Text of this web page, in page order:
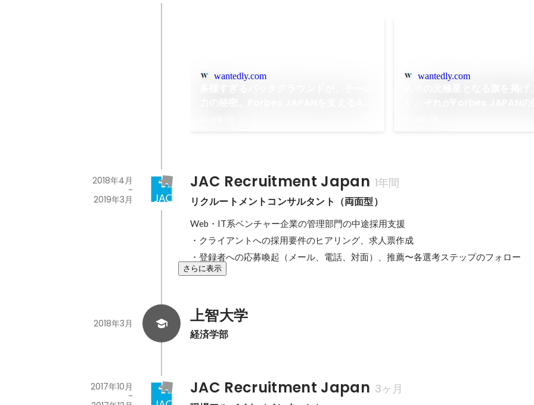
wantedly.com wantedly.com
JAC Recruitment Japan 1年間
リクルートメントコンサルタント（両面型）
2018年4月
-
2019年3月
Web・IT系ベンチャー企業の管理部門の中途採用支援
・クライアントへの採用要件のヒアリング、求人票作成
・登録者への応募喚起（メール、電話、対面）、推薦〜各選考ステップのフォロー
さらに表示
上智大学
経済学部
2018年3月
JAC Recruitment Japan 3ヶ月
2017年10月
-